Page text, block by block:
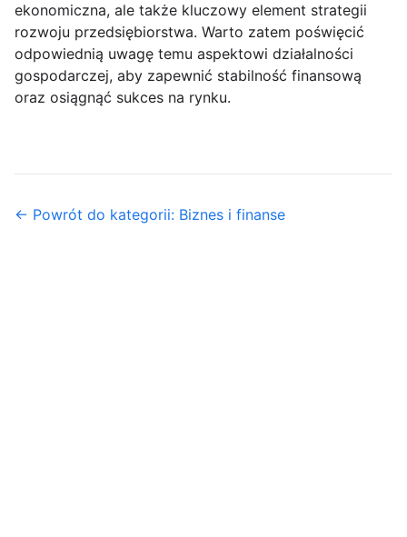
ekonomiczna, ale także kluczowy element strategii
rozwoju przedsiębiorstwa. Warto zatem poświęcić
odpowiednią uwagę temu aspektowi działalności
gospodarczej, aby zapewnić stabilność finansową
oraz osiągnąć sukces na rynku.
← Powrót do kategorii: Biznes i finanse